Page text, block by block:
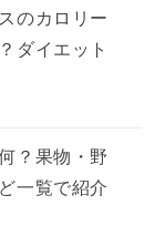
のカロリー
ダイエット
？果物・野
一覧で紹介